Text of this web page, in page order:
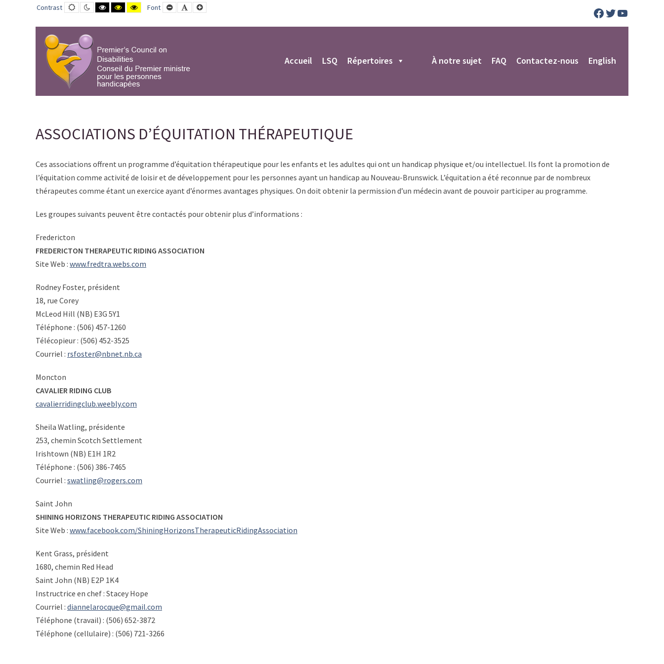
ASSOCIATIONS
THÉRAPEUTIQUE
Contrast Default
contrast
Night
contrast
Black
and
contrast
Black
and
contrast
Yellow
and
contrast
Font Smaller
Font
Default
Font
Larger
Font Facebook
Twitter
YouTube
Accueil LSQ Répertoires À notre sujet FAQ Contactez-nous English
ASSOCIATIONS D’ÉQUITATION THÉRAPEUTIQUE
Ces associations offrent un programme d’équitation thérapeutique pour les enfants et les adultes qui ont un handicap physique et/ou intellectuel. Ils font la promotion de
l’équitation comme activité de loisir et de développement pour les personnes ayant un handicap au Nouveau-Brunswick. L’équitation a été reconnue par de nombreux
thérapeutes comme étant un exercice ayant d’énormes avantages physiques. On doit obtenir la permission d’un médecin avant de pouvoir participer au programme.
Les groupes suivants peuvent être contactés pour obtenir plus d’informations :
Fredericton
FREDERICTON THERAPEUTIC RIDING ASSOCIATION
Site Web : www.fredtra.webs.com
Rodney Foster, président
18, rue Corey
McLeod Hill (NB) E3G 5Y1
Téléphone : (506) 457-1260
Télécopieur : (506) 452-3525
Courriel : rsfoster@nbnet.nb.ca
Moncton
CAVALIER RIDING CLUB
cavalierridingclub.weebly.com
Sheila Watling, présidente
253, chemin Scotch Settlement
Irishtown (NB) E1H 1R2
Téléphone : (506) 386-7465
Courriel : swatling@rogers.com
Saint John
SHINING HORIZONS THERAPEUTIC RIDING ASSOCIATION
Site Web : www.facebook.com/ShiningHorizonsTherapeuticRidingAssociation
Kent Grass, président
1680, chemin Red Head
Saint John (NB) E2P 1K4
Instructrice en chef : Stacey Hope
Courriel : diannelarocque@gmail.com
Téléphone (travail) : (506) 652-3872
Téléphone (cellulaire) : (506) 721-3266